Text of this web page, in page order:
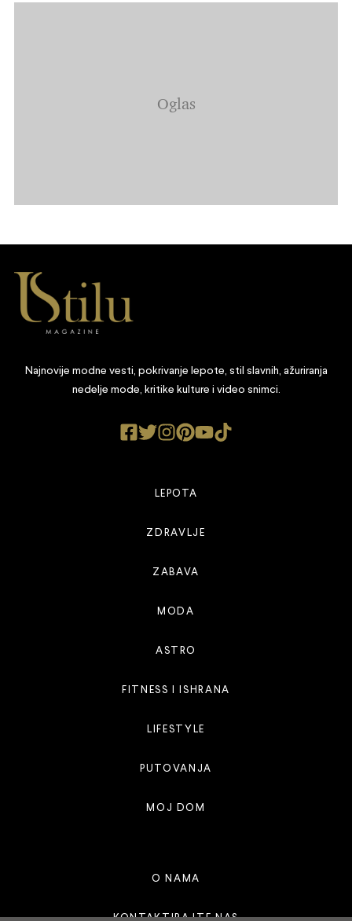
Najnovije modne vesti, pokrivanje lepote, stil slavnih, ažuriranja
nedelje mode, kritike kulture i video snimci.
LEPOTA
ZDRAVLJE
ZABAVA
MODA
ASTRO
FITNESS I ISHRANA
LIFESTYLE
PUTOVANJA
MOJ DOM
O NAMA
KONTAKTIRAJTE NAS